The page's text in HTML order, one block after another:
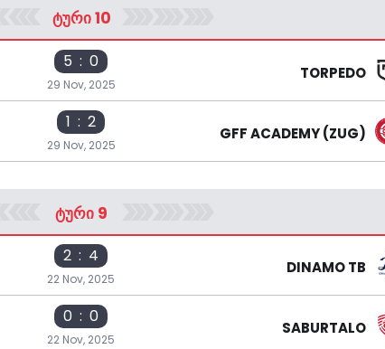
ᲢᲣᲠᲘ 10
5 : 0
29 Nov, 2025
TORPEDO
1 : 2
29 Nov, 2025
GFF ACADEMY (ZUG)
ᲢᲣᲠᲘ 9
2 : 4
22 Nov, 2025
DINAMO TB
0 : 0
22 Nov, 2025
SABURTALO